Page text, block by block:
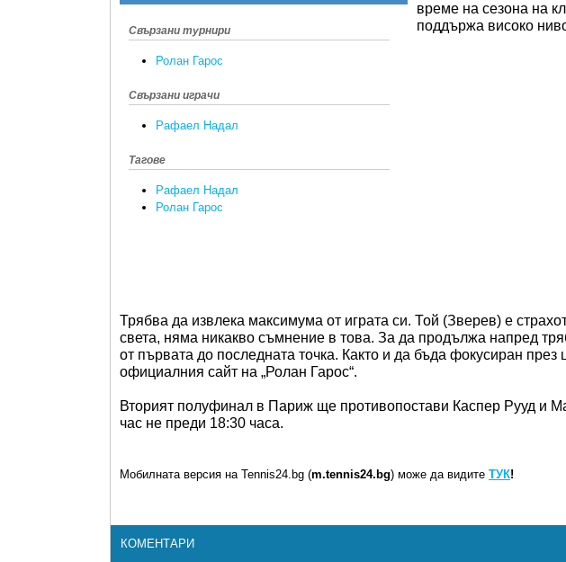
Свързани турнири
Ролан Гарос
Свързани играчи
Рафаел Надал
Тагове
Рафаел Надал
Ролан Гарос
време на сезона на
поддържа високо
Трябва да извлека максимума от играта си. Той (Зверев) е
света, няма никакво съмнение в това. За да продължа напред
от първата до последната точка. Както и да бъда фокусиран през
официалния сайт на „Ролан Гарос“.
Вторият полуфинал в Париж ще противопостави Каспер Рууд и
час не преди 18:30 часа.
Мобилната версия на Tennis24.bg (m.tennis24.bg) може да видите ТУК!
КОМЕНТАРИ